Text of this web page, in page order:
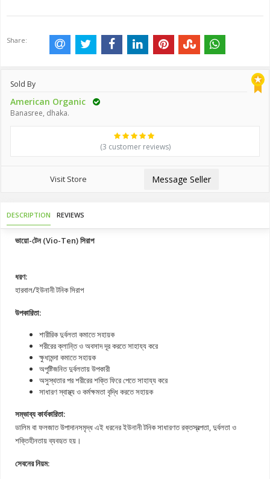
Share:
Sold By
American Organic
Banasree, dhaka.
(3 customer reviews)
Visit Store Message Seller
DESCRIPTION REVIEWS
ভায়ো-টেন (Vio-Ten) সিরাপ
ধরণ:
হারবাল/ইউনানী টনিক সিরাপ
উপকারিতা:
শারীরিক দুর্বলতা কমাতে সহায়ক
শরীরের ক্লান্তি ও অবসাদ দূর করতে সাহায্য করে
ক্ষুধামন্দা কমাতে সহায়ক
অপুষ্টিজনিত দুর্বলতায় উপকারী
অসুস্থতার পর শরীরের শক্তি ফিরে পেতে সাহায্য করে
সাধারণ স্বাস্থ্য ও কর্মক্ষমতা বৃদ্ধি করতে সহায়ক
সম্ভাব্য কার্যকারিতা:
ডালিম বা ফলজাত উপাদানসমৃদ্ধ এই ধরনের ইউনানী টনিক সাধারণত রক্তস্বল্পতা, দুর্বলতা ও
শক্তিহীনতায় ব্যবহৃত হয়।
সেবনের নিয়ম: